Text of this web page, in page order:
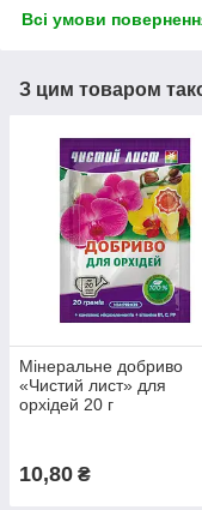
Всі умови
З цим товаром
Мінеральне добриво
«Чистий лист» для
орхідей 20 г
10,80 ₴